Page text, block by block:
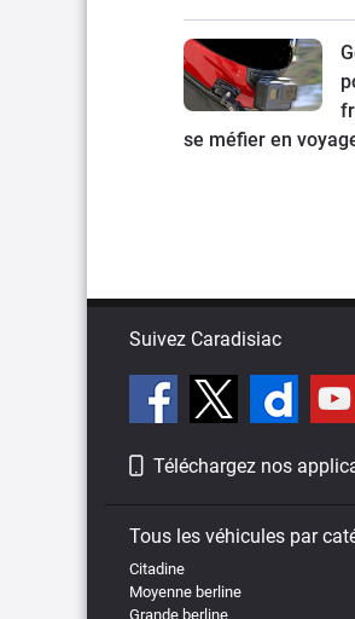
se méfier en
Suivez Caradisiac
Téléchargez nos
Tous les véhicules par
Citadine
Moyenne berline
Grande berline